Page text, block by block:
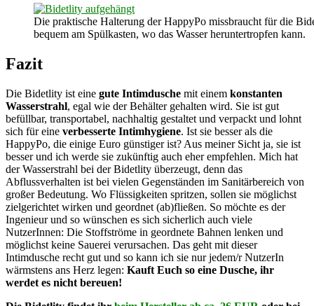
Die praktische Halterung der HappyPo missbraucht für die
bequem am Spülkasten, wo das Wasser heruntertropfen kann.
Fazit
Die Bidetlity ist eine gute Intimdusche mit einem konstanten
Wasserstrahl, egal wie der Behälter gehalten wird. Sie ist gut
befüllbar, transportabel, nachhaltig gestaltet und verpackt und lohnt
sich für eine verbesserte Intimhygiene. Ist sie besser als die
HappyPo, die einige Euro günstiger ist? Aus meiner Sicht ja, sie ist
besser und ich werde sie zukünftig auch eher empfehlen. Mich hat
der Wasserstrahl bei der Bidetlity überzeugt, denn das
Abflussverhalten ist bei vielen Gegenständen im Sanitärbereich von
großer Bedeutung. Wo Flüssigkeiten spritzen, sollen sie möglichst
zielgerichtet wirken und geordnet (ab)fließen. So möchte es der
Ingenieur und so wünschen es sich sicherlich auch viele
NutzerInnen: Die Stoffströme in geordnete Bahnen lenken und
möglichst keine Sauerei verursachen. Das geht mit dieser
Intimdusche recht gut und so kann ich sie nur jedem/r NutzerIn
wärmstens ans Herz legen: Kauft Euch so eine Dusche, ihr
werdet es nicht bereuen!